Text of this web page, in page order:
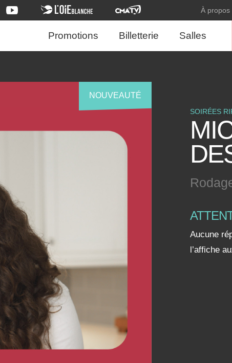
À propos
Promotions Billetterie Salles
NOUVEAUTÉ
SOIRÉES
Aucune
l’affiche